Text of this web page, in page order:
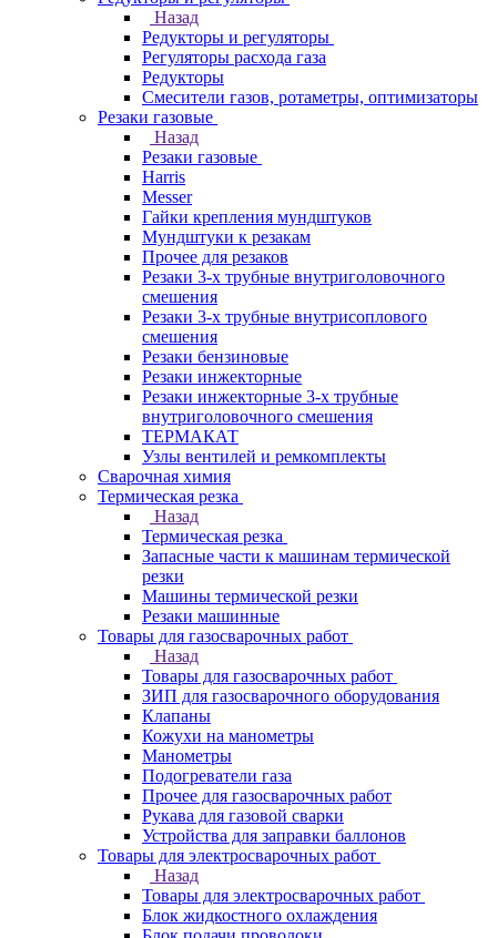
Назад
Редукторы и регуляторы
Регуляторы расхода газа
Редукторы
Смесители газов, ротаметры, оптимизаторы
Резаки газовые
Назад
Резаки газовые
Harris
Messer
Гайки крепления мундштуков
Мундштуки к резакам
Прочее для резаков
Резаки 3-х трубные внутриголовочного
смешения
Резаки 3-х трубные внутрисоплового
смешения
Резаки бензиновые
Резаки инжекторные
Резаки инжекторные 3-х трубные
внутриголовочного смешения
ТЕРМАКАТ
Узлы вентилей и ремкомплекты
Сварочная химия
Термическая резка
Назад
Термическая резка
Запасные части к машинам термической
резки
Машины термической резки
Резаки машинные
Товары для газосварочных работ
Назад
Товары для газосварочных работ
ЗИП для газосварочного оборудования
Клапаны
Кожухи на манометры
Манометры
Подогреватели газа
Прочее для газосварочных работ
Рукава для газовой сварки
Устройства для заправки баллонов
Товары для электросварочных работ
Назад
Товары для электросварочных работ
Блок жидкостного охлаждения